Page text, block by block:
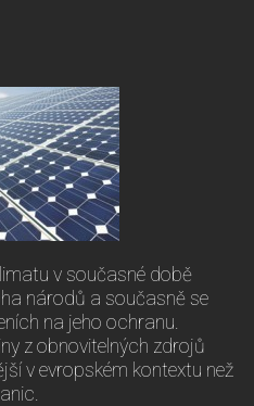
v současné době
národů a současně se
na jeho ochranu.
z obnovitelných zdrojů
v evropském kontextu než